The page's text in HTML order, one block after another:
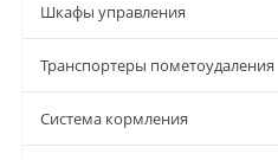
Шкафы управления
Транспортеры пометоудаления
Система кормления